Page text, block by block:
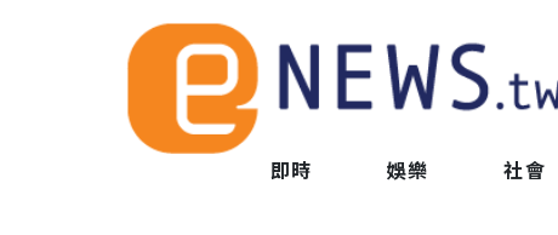
即時 娛樂 社會